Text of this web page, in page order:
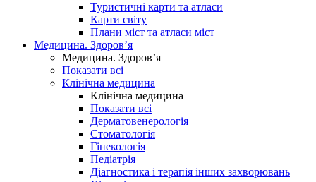
Туристичні карти та атласи
Карти світу
Плани міст та атласи міст
Медицина. Здоров’я
Медицина. Здоров’я
Показати всі
Клінічна медицина
Клінічна медицина
Показати всі
Дерматовенерологія
Стоматологія
Гінекологія
Педіатрія
Діагностика і терапія інших захворювань